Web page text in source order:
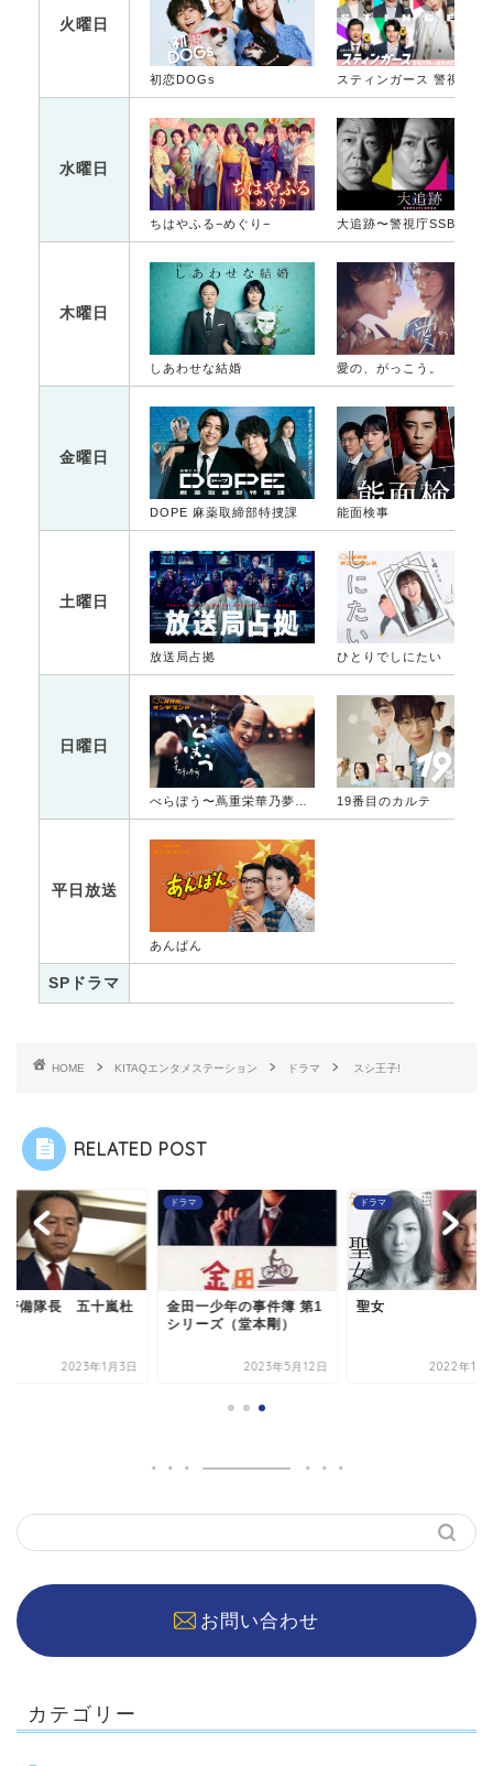
火曜日
初恋DOGs
水曜日
ちはやふる−めぐり−
木曜日
しあわせな結婚 愛の、がっこう。
金曜日
DOPE 麻薬取締部特捜課 能面検事
土曜日
放送局占拠 ひとりでしにたい
日曜日
19番目のカルテ
平日放送
あんぱん
SPドラマ
HOME KITAQエンタメステーション ドラマ スシ王子!
RELATED POST
警備隊長 五十嵐杜
2023年1月3日
ドラマ
金田一少年の事件簿 第1
シリーズ（堂本剛）
2023年5月12日
ドラマ
聖女
2022年11
お問い合わせ
カテゴリー